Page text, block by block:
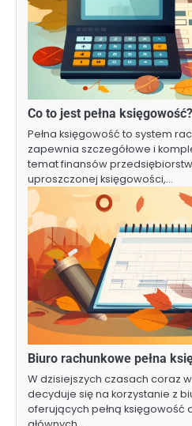
Co to jest pełna księgowość?
Pełna księgowość to system
zapewnia szczegółowe i
temat finansów
uproszczonej księgowości,…
Biuro rachunkowe pełna
W dzisiejszych czasach coraz
decyduje się na korzystanie z
oferujących pełną księgowość